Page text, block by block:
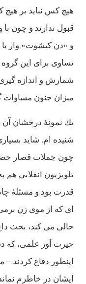
هیچ كس نبايد بر هیچ
قبول ندارند و چون
و «دن كيشوت» وار با
تساوی برای اين گروه
شمارش و اندازه
ميزان جنون مساوات
يك نمونۀ درخشان آن
شنيده ام. شايد
چون جملات قصار
تلويزيون انقلابی
قدرت بود و مسئلۀ
ای كه از موی زن
حالی می كند، بحث
حيرت آور علمی،
اينطور دفاع كردند
ايشان در خاطرم